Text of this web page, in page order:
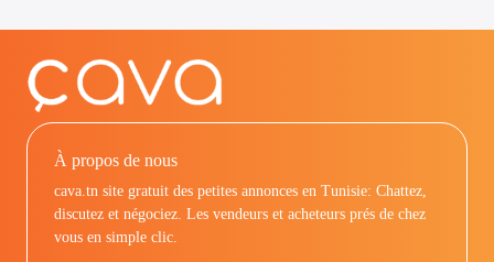
À propos de nous
cava.tn site gratuit des petites annonces en Tunisie: Chattez,
discutez et négociez. Les vendeurs et acheteurs prés de chez
vous en simple clic.